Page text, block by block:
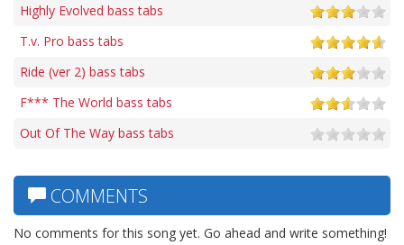
Highly Evolved bass tabs
T.v. Pro bass tabs
Ride (ver 2) bass tabs
F*** The World bass tabs
Out Of The Way bass tabs
COMMENTS
No comments for this song yet. Go ahead and write something!